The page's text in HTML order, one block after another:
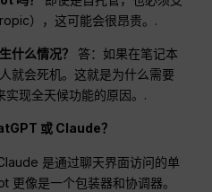
），这可能会很昂贵。.
什么情况？
答：如果在笔记本
就会死机。这就是为什么需要
现全天候功能的原因。.
或 Claude？
是通过聊天界面访问的单
更像是一个包装器和协调器。